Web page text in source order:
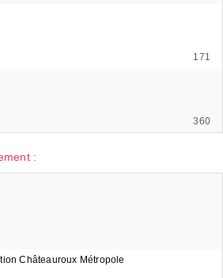
171
360
:
Châteauroux Métropole